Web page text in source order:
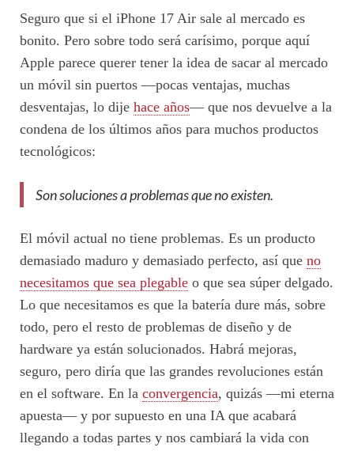
Seguro que si el iPhone 17 Air sale al mercado es
bonito. Pero sobre todo será carísimo, porque aquí
Apple parece querer tener la idea de sacar al mercado
un móvil sin puertos —pocas ventajas, muchas
desventajas, lo dije hace años— que nos devuelve a la
condena de los últimos años para muchos productos
tecnológicos:
Son soluciones a problemas que no existen.
El móvil actual no tiene problemas. Es un producto
demasiado maduro y demasiado perfecto, así que no
necesitamos que sea plegable o que sea súper delgado.
Lo que necesitamos es que la batería dure más, sobre
todo, pero el resto de problemas de diseño y de
hardware ya están solucionados. Habrá mejoras,
seguro, pero diría que las grandes revoluciones están
en el software. En la convergencia, quizás —mi eterna
apuesta— y por supuesto en una IA que acabará
llegando a todas partes y nos cambiará la vida con